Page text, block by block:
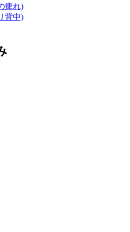
痺れ)
背中)